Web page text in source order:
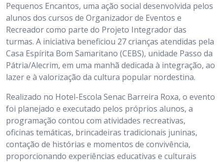
Pequenos Encantos, uma ação social desenvolvida pelos
alunos dos cursos de Organizador de Eventos e
Recreador como parte do Projeto Integrador das
turmas. A iniciativa beneficiou 27 crianças atendidas pela
Casa Espírita Bom Samaritano (CEBS), unidade Passo da
Pátria/Alecrim, em uma manhã dedicada à integração, ao
lazer e à valorização da cultura popular nordestina.
Realizado no Hotel-Escola Senac Barreira Roxa, o evento
foi planejado e executado pelos próprios alunos, a
programação contou com atividades recreativas,
oficinas temáticas, brincadeiras tradicionais juninas,
contação de histórias e momentos de convivência,
proporcionando experiências educativas e culturais